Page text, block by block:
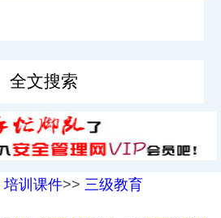
培训课件>> 三级教育